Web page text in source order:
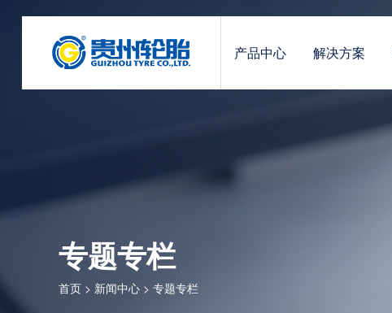
产品中心 解决方案
专题专栏
首页 > 新闻中心 > 专题专栏